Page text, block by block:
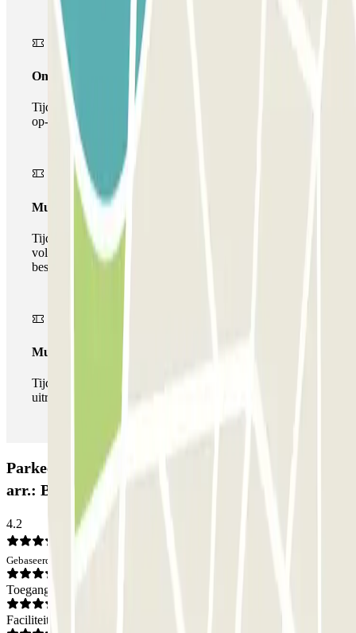
Onepass
Tijdens je verblijf kun je de parkeerplaats maar één keer
op- en afrijden.
Multiparking pass
Tijdens uw verblijf kunt u gebruik maken van het
volledige netwerk van parkeergarages van deze operator,
beschikbaar bij Parclick.
Multipass
Tijdens je verblijf kun je de parkeerplaats zo vaak in- en
uitrijden als je wilt.
Parkeergarage Garage Place Saint-Georges - 9e
arr.: Beoordelingen
4.2
Gebaseerd op 320 meningen
Toegang
Faciliteiten